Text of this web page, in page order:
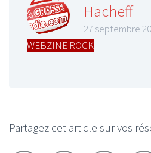
Hacheff
27 septembre
WEBZINE ROCK
Partagez cet article sur vos